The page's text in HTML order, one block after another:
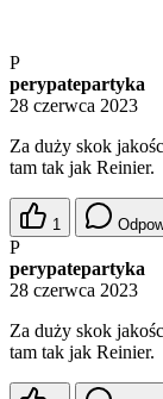
P
perypatepartyka
28 czerwca 2023
Za duży skok
tam tak jak Reinier.
1
P
perypatepartyka
28 czerwca 2023
Za duży skok
tam tak jak Reinier.